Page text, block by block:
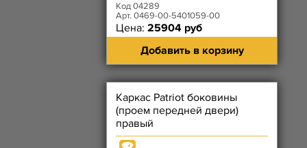
Код 04289
Арт. 0469-00-5401059-00
Цена: 25904 руб
Добавить в корзину
Каркас Patriot боковины
(проем передней двери)
правый